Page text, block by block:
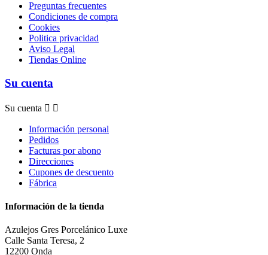
Preguntas frecuentes
Condiciones de compra
Cookies
Politica privacidad
Aviso Legal
Tiendas Online
Su cuenta
Su cuenta  
Información personal
Pedidos
Facturas por abono
Direcciones
Cupones de descuento
Fábrica
Información de la tienda
Azulejos Gres Porcelánico Luxe
Calle Santa Teresa, 2
12200 Onda